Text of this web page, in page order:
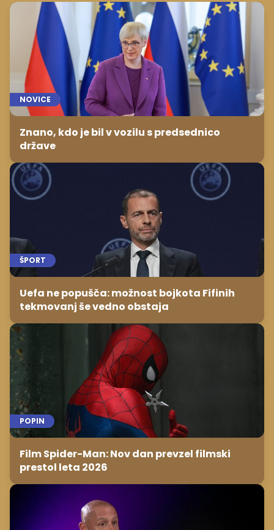
NOVICE
Znano, kdo je bil v vozilu s predsednico
države
ŠPORT
Uefa ne popušča: možnost bojkota Fifinih
tekmovanj še vedno obstaja
POPIN
Film Spider-Man: Nov dan prevzel filmski
prestol leta 2026